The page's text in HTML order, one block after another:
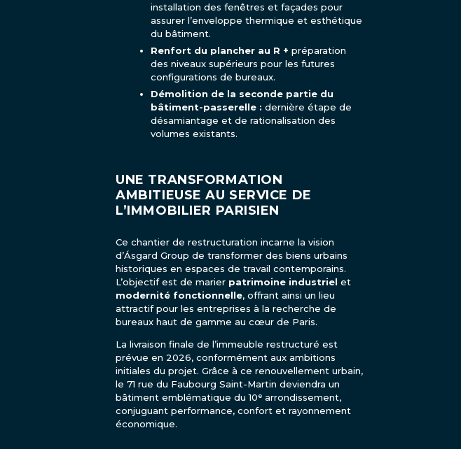
installation des fenêtres et façades pour
assurer l’enveloppe thermique et esthétique
du bâtiment.
Renfort du plancher au R + préparation
des niveaux supérieurs pour les futures
configurations de bureaux.
Démolition de la seconde partie du
bâtiment-passerelle : dernière étape de
désamiantage et de rationalisation des
volumes existants.
UNE TRANSFORMATION
AMBITIEUSE AU SERVICE DE
L’IMMOBILIER PARISIEN
Ce chantier de restructuration incarne la vision
d’Ásgard Group de transformer des biens urbains
historiques en espaces de travail contemporains.
L’objectif est de marier patrimoine industriel et
modernité fonctionnelle, offrant ainsi un lieu
attractif pour les entreprises à la recherche de
bureaux haut de gamme au cœur de Paris.
La livraison finale de l’immeuble restructuré est
prévue en 2026, conformément aux ambitions
initiales du projet. Grâce à ce renouvellement urbain,
le 71 rue du Faubourg Saint-Martin deviendra un
bâtiment emblématique du 10ᵉ arrondissement,
conjuguant performance, confort et rayonnement
économique.